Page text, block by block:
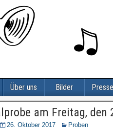
Über uns Bilder
am Freitag, den
26. Oktober 2017 Proben